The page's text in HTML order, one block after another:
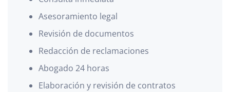
Asesoramiento legal
Revisión de documentos
Redacción de reclamaciones
Abogado 24 horas
Elaboración y revisión de contratos